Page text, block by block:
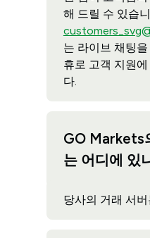
해 드릴 수 있습
는 라이브 채팅
휴로 고객 지원
다.
GO Markets
는 어디에 있
당사의 거래 서